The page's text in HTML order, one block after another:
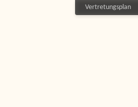
Vertretungsplan